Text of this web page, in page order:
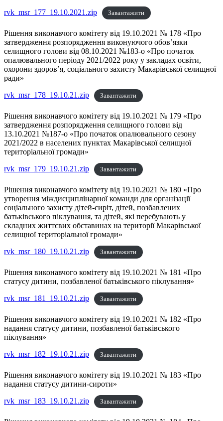
rvk_msr_177_19.10.2021.zip
Завантажити
Рішення виконавчого комітету від 19.10.2021 № 178 «Про
затвердження розпорядження виконуючого обов’язки
селищного голови від 08.10.2021 №183-о «Про початок
опалювального періоду 2021/2022 року у закладах освіти,
охорони здоров’я, соціального захисту Макарівської селищної
ради»
rvk_msr_178_19.10.21.zip
Завантажити
Рішення виконавчого комітету від 19.10.2021 № 179 «Про
затвердження розпорядження селищного голови від
13.10.2021 №187-о «Про початок опалювального сезону
2021/2022 в населених пунктах Макарівської селищної
територіальної громади»
rvk_msr_179_19.10.21.zip
Завантажити
Рішення виконавчого комітету від 19.10.2021 № 180 «Про
утворення міждисциплінарної команди для організації
соціального захисту дітей-сиріт, дітей, позбавлених
батьківського піклування, та дітей, які перебувають у
складних життєвих обставинах на території Макарівської
селищної територіальної громади»
rvk_msr_180_19.10.21.zip
Завантажити
Рішення виконавчого комітету від 19.10.2021 № 181 «Про
статусу дитини, позбавленої батьківського піклування»
rvk_msr_181_19.10.21.zip
Завантажити
Рішення виконавчого комітету від 19.10.2021 № 182 «Про
надання статусу дитини, позбавленої батьківського
піклування»
rvk_msr_182_19.10.21.zip
Завантажити
Рішення виконавчого комітету від 19.10.2021 № 183 «Про
надання статусу дитини-сироти»
rvk_msr_183_19.10.21.zip
Завантажити